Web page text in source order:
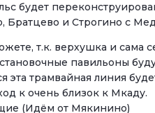
будет
и Строгино с
т.к. верхушка и сама
павильоны
эта трамвайная линия
к очень близок к Мкаду.
(Идём от Мякинино)